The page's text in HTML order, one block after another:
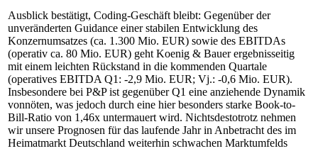
Ausblick bestätigt, Coding-Geschäft bleibt: Gegenüber der
unveränderten Guidance einer stabilen Entwicklung des
Konzernumsatzes (ca. 1.300 Mio. EUR) sowie des EBITDAs
(operativ ca. 80 Mio. EUR) geht Koenig & Bauer ergebnisseitig
mit einem leichten Rückstand in die kommenden Quartale
(operatives EBITDA Q1: -2,9 Mio. EUR; Vj.: -0,6 Mio. EUR).
Insbesondere bei P&P ist gegenüber Q1 eine anziehende Dynamik
vonnöten, was jedoch durch eine hier besonders starke Book-to-
Bill-Ratio von 1,46x untermauert wird. Nichtsdestotrotz nehmen
wir unsere Prognosen für das laufende Jahr in Anbetracht des im
Heimatmarkt Deutschland weiterhin schwachen Marktumfelds